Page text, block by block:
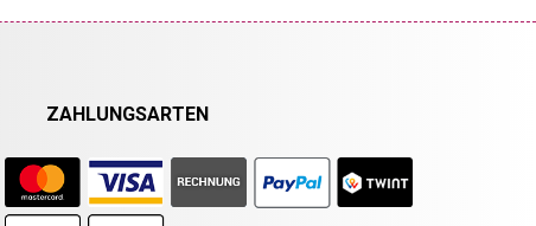
ZAHLUNGSARTEN